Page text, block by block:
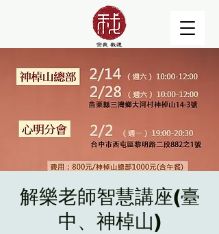
解樂老師智慧講座(臺
中、神棹山)